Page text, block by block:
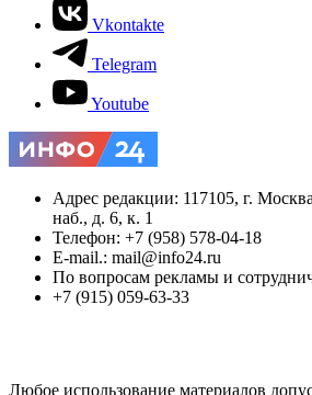
Vkontakte
Telegram
Youtube
Адрес редакции: 117105, г.
наб., д. 6, к. 1
Телефон: +7 (958) 578-04-18
E-mail.: mail@info24.ru
По вопросам рекламы и
+7 (915) 059-63-33
Любое использование материалов